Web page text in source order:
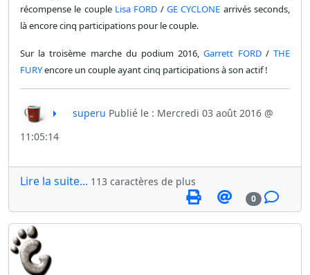
récompense le couple Lisa FORD /GE CYCLONE arrivés seconds,
là encore cinq participations pour le couple.
Sur la troisème marche du podium 2016,Garrett FORD/THE
FURYencore un couple ayant cinq participations à son actif !
superu Publié le : Mercredi 03 août 2016 @
11:05:14
Lire la suite... 113 caractères de plus
0